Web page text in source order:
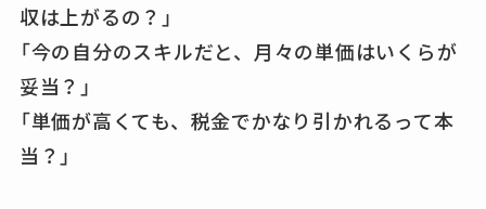
収は上がるの？」
「今の自分のスキルだと、月々の単価はいくらが
妥当？」
「単価が高くても、税金でかなり引かれるって本
当？」